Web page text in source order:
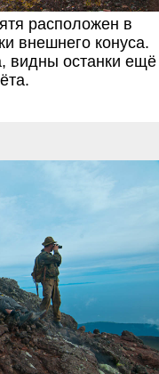
расположен в
внешнего конуса.
видны останки ещё